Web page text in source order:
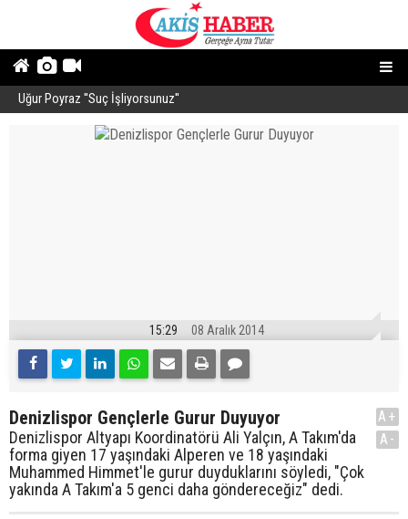
Uğur Poyraz ''Suç İşliyorsunuz''
15:29 08 Aralık 2014
Denizlispor Gençlerle Gurur Duyuyor
Denizlispor Altyapı Koordinatörü Ali Yalçın, A Takım'da
forma giyen 17 yaşındaki Alperen ve 18 yaşındaki
Muhammed Himmet'le gurur duyduklarını söyledi, "Çok
yakında A Takım'a 5 genci daha göndereceğiz" dedi.
A+
A-